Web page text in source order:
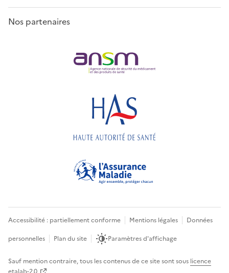
Nos partenaires
Accessibilité : partiellement conforme Mentions légales
Données
personnelles
Plan du site Paramètres d'affichage
Sauf mention contraire, tous les contenus de ce site sont sous licence